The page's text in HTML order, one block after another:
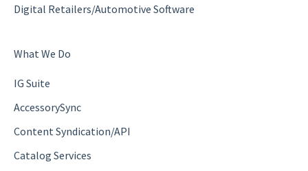
Digital Retailers/Automotive Software
What We Do
IG Suite
AccessorySync
Content Syndication/API
Catalog Services